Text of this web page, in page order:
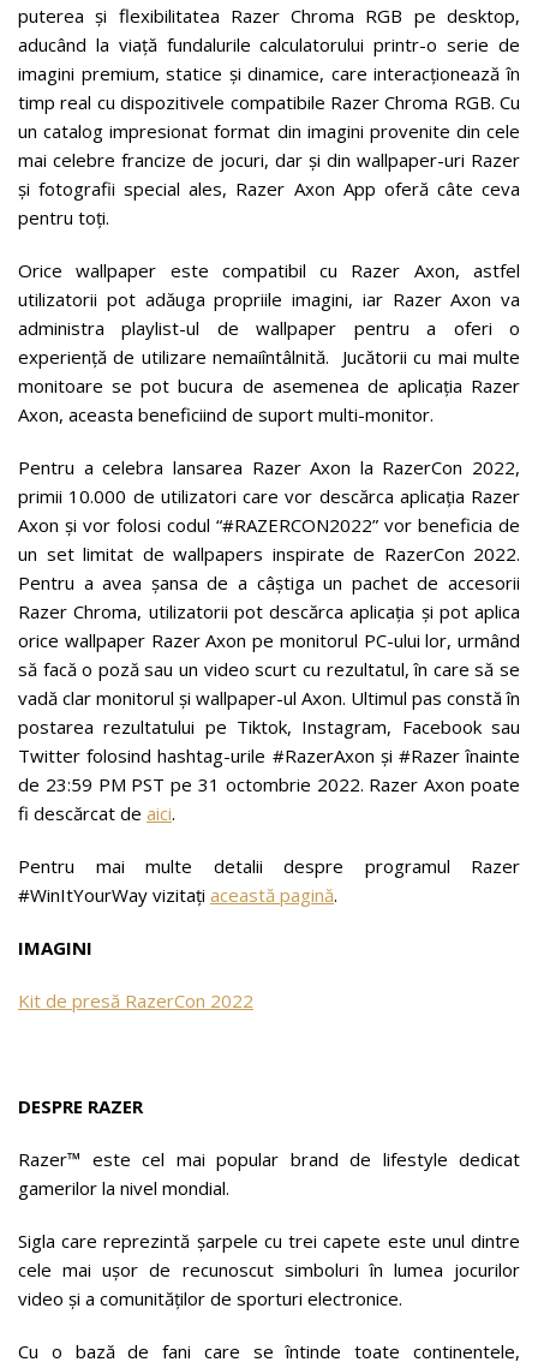
puterea și flexibilitatea Razer Chroma RGB pe desktop,
aducând la viață fundalurile calculatorului printr-o serie de
imagini premium, statice și dinamice, care interacționează în
timp real cu dispozitivele compatibile Razer Chroma RGB. Cu
un catalog impresionat format din imagini provenite din cele
mai celebre francize de jocuri, dar și din wallpaper-uri Razer
și fotografii special ales, Razer Axon App oferă câte ceva
pentru toți.
Orice wallpaper este compatibil cu Razer Axon, astfel
utilizatorii pot adăuga propriile imagini, iar Razer Axon va
administra playlist-ul de wallpaper pentru a oferi o
experiență de utilizare nemaiîntâlnită. Jucătorii cu mai multe
monitoare se pot bucura de asemenea de aplicația Razer
Axon, aceasta beneficiind de suport multi-monitor.
Pentru a celebra lansarea Razer Axon la RazerCon 2022,
primii 10.000 de utilizatori care vor descărca aplicația Razer
Axon și vor folosi codul “#RAZERCON2022” vor beneficia de
un set limitat de wallpapers inspirate de RazerCon 2022.
Pentru a avea șansa de a câștiga un pachet de accesorii
Razer Chroma, utilizatorii pot descărca aplicația și pot aplica
orice wallpaper Razer Axon pe monitorul PC-ului lor, urmând
să facă o poză sau un video scurt cu rezultatul, în care să se
vadă clar monitorul și wallpaper-ul Axon. Ultimul pas constă în
postarea rezultatului pe Tiktok, Instagram, Facebook sau
Twitter folosind hashtag-urile #RazerAxon și #Razer înainte
de 23:59 PM PST pe 31 octombrie 2022. Razer Axon poate
fi descărcat de aici.
Pentru mai multe detalii despre programul Razer
#WinItYourWay vizitați această pagină.
IMAGINI
Kit de presă RazerCon 2022
DESPRE RAZER
Razer™ este cel mai popular brand de lifestyle dedicat
gamerilor la nivel mondial.
Sigla care reprezintă șarpele cu trei capete este unul dintre
cele mai ușor de recunoscut simboluri în lumea jocurilor
video și a comunităților de sporturi electronice.
Cu o bază de fani care se întinde toate continentele,